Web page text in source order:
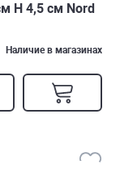
H 4,5 см Nord
Наличие в магазинах